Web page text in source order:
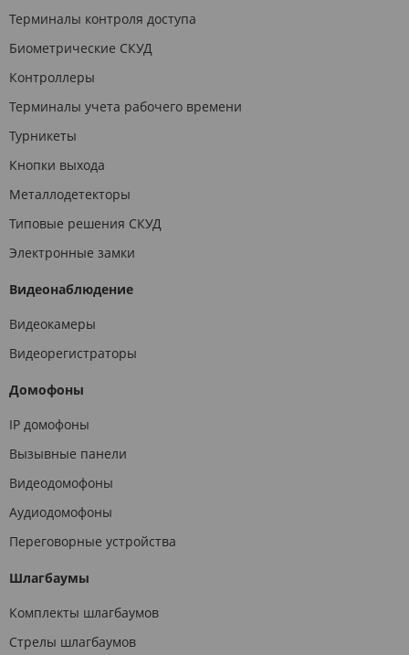
Терминалы контроля доступа
Биометрические СКУД
Контроллеры
Терминалы учета рабочего времени
Турникеты
Кнопки выхода
Металлодетекторы
Типовые решения СКУД
Электронные замки
Видеонаблюдение
Видеокамеры
Видеорегистраторы
Домофоны
IP домофоны
Вызывные панели
Видеодомофоны
Аудиодомофоны
Переговорные устройства
Шлагбаумы
Комплекты шлагбаумов
Стрелы шлагбаумов